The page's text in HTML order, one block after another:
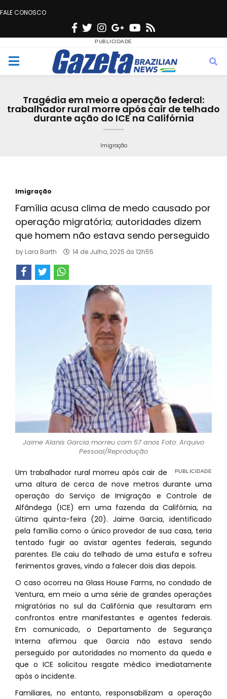
FALE CONOSCO
F
c
e
o
o
T
w
i
t
e
r
n
s
t
g
r
a
m
G
o
o
g
e
Y
u
t
b
e
s
M
n
Tragédia em meio a operação federal:
trabalhador rural morre após cair de telhado
durante ação do ICE na Califórnia
Imigração
Imigração
Família acusa clima de medo causado por
operação migratória; autoridades dizem
que homem não estava sendo perseguido
by Lara Barth 14 de Julho, 2025 às 12h55
Jaime Alanis Garcia morreu com 57 anos Foto: Arquivo
Pessoal/Reprodução
Um trabalhador rural morreu após cair de
uma altura de cerca de nove metros durante uma
operação do Serviço de Imigração e Controle de
Alfândega (ICE) em uma fazenda da Califórnia, na
última quinta-feira (20). Jaime Garcia, identificado
pela família como o único provedor de sua casa, teria
tentado fugir ao avistar agentes federais, segundo
parentes. Ele caiu do telhado de uma estufa e sofreu
ferimentos graves, vindo a falecer dois dias depois.
O caso ocorreu na Glass House Farms, no condado de
Ventura, em meio a uma série de grandes operações
migratórias no sul da Califórnia que resultaram em
confrontos entre manifestantes e agentes federais.
Em comunicado, o Departamento de Segurança
Interna afirmou que Garcia não estava sendo
perseguido por autoridades no momento da queda e
que o ICE solicitou resgate médico imediatamente
após o incidente.
Familiares, no entanto, responsabilizam a operação